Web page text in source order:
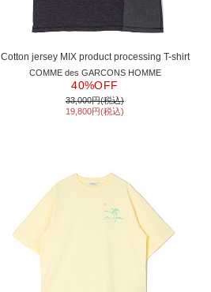
Cotton jersey MIX product processing T-shirt
COMME des GARCONS HOMME
40%OFF
33,000円(税込)
19,800円(税込)